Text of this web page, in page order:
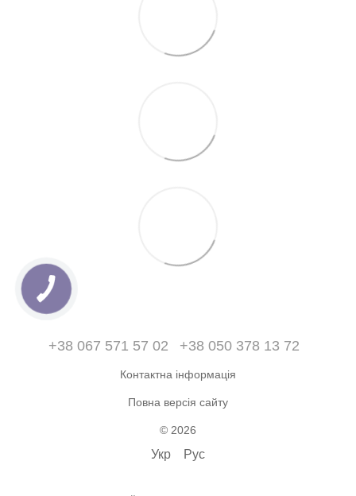
+38 067 571 57 02 +38 050 378 13 72
Контактна інформація
Повна версія сайту
© 2026
Укр Рус